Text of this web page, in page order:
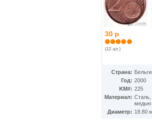
30 р
(12 шт.)
Страна:
Год: 2000
KM#: 225
Материал: Сталь,
медью
Диаметр: 18.80